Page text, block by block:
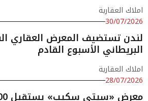
املاك العقارية
30/07/2026
لندن تستضيف المعرض العقاري
البريطاني الأسبوع القادم
املاك العقارية
28/07/2026
معرض «سيتي سكيب» يستقبل 600 جهة مشاركة